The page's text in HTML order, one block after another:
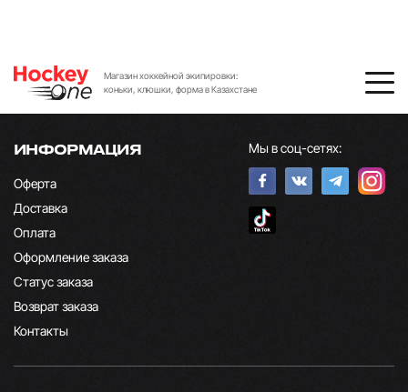
Магазин хоккейной экипировки:
коньки, клюшки, форма в Казахстане
ИНФОРМАЦИЯ
Оферта
Доставка
Оплата
Оформление заказа
Статус заказа
Возврат заказа
Контакты
Мы в соц-сетях: